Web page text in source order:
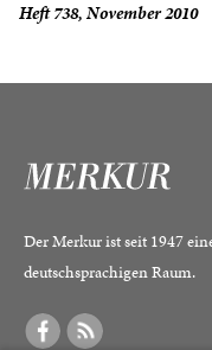
Heft 738, November 2010
Der Merkur ist seit 1947
deutschsprachigen Raum.